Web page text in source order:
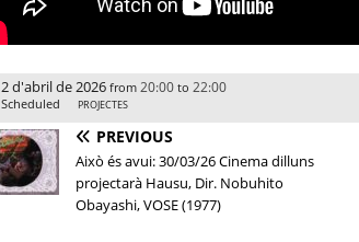
2 d'abril de 2026 from 20:00 to 22:00
Scheduled PROJECTES
PREVIOUS
Això és avui: 30/03/26 Cinema dilluns
projectarà Hausu, Dir. Nobuhito
Obayashi, VOSE (1977)